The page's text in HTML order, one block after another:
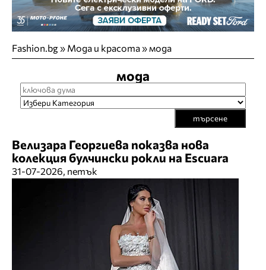
Fashion.bg» Мода и красота»мода
мода
търсене
Велизара Георгиева показва нова
колекция булчински рокли на Escuara
31-07-2026, петък